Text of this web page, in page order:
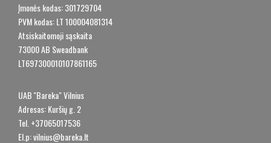
​Įmonės kodas: 301729704
​PVM kodas: LT 100004081314
​Atsiskaitomoji sąskaita
​73000 AB Sweadbank
​LT697300010107861165
UAB ''Bareka" Vilnius
​Adresas: Kuršių g. 2
​Tel. +37065017536
​El.p: vilnius@bareka.lt